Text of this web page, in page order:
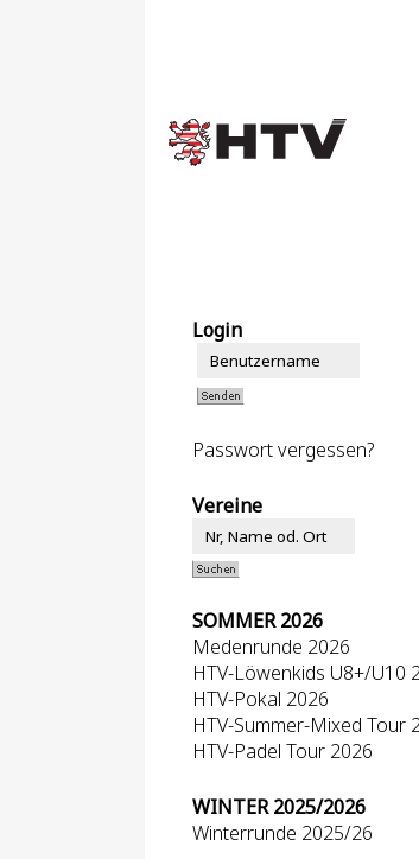
Login
Passwort vergessen?
Vereine
SOMMER 2026
Medenrunde 2026
HTV-Löwenkids U8+/U10
HTV-Pokal 2026
HTV-Summer-Mixed Tour
HTV-Padel Tour 2026
WINTER 2025/2026
Winterrunde 2025/26